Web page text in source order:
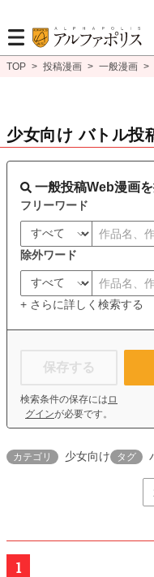
TOP > 投稿漫画 > 一般漫画 >
少女向け バトル投
一般投稿Web漫画
フリーワード
除外ワード
+ さらに詳しく検索する
保存する
検索条件の保存には ロ
グインが必要です。
カテゴリ 少女向け タグ
1